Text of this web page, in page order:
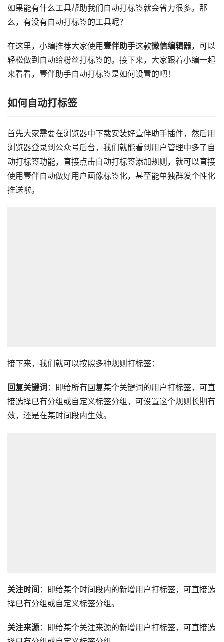
如果能有什么工具帮助我们自动打标签就会省力很多。那
么，有没有自动打标签的工具呢？
在这里，小编推荐大家使用 壹伴助手这款微信编辑器，可以
轻松做到自动给粉丝打标签的。接下来，大家跟着小编一起
来看看，壹伴助手自动打标签是如何设置的吧！
如何自动打标签
首先大家需要在浏览器中下载安装好壹伴助手插件，然后用
浏览器登录到公众号后台，我们就能看到用户管理中多了自
动打标签功能，直接点击自动打标签添加规则，就可以直接
使用壹伴自动做好用户画像标签化，甚至能单独群发个性化
推送啦。
接下来，我们就可以按照多种规则打标签：
回复关键词 ：即给所有回复某个关键词的用户打标签，可直
接选择已有分组或自定义标签分组，可设置这个规则长期有
效，还是在某时间段内生效。
关注时间 ：即给某个时间段内的新增用户打标签，可直接选
择已有分组或自定义标签分组。
关注来源：即给某个关注来源的新增用户打标签，可直接选